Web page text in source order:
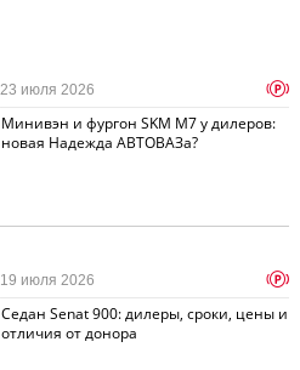
Минивэн и фургон SKM M7 у дилеров:
новая Надежда АВТОВАЗа?
23 июля 2026 p
Седан Senat 900: дилеры, сроки, цены и
отличия от донора
19 июля 2026 p